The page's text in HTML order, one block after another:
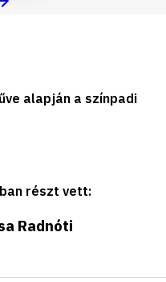
alapján a színpadi
részt vett:
Radnóti